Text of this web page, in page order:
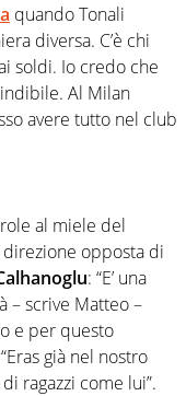
quando Tonali
diversa. C’è chi
soldi. Io credo che
Al Milan
avere tutto nel club
al miele del
opposta di
: “E’ una
– scrive Matteo –
e per questo
già nel nostro
ragazzi come lui”.